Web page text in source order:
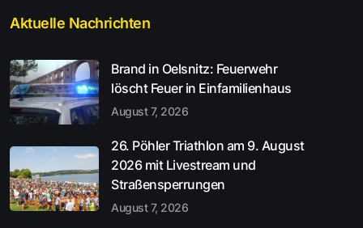
Aktuelle Nachrichten
Brand in Oelsnitz: Feuerwehr
löscht Feuer in Einfamilienhaus
August 7, 2026
26. Pöhler Triathlon am 9. August
2026 mit Livestream und
Straßensperrungen
August 7, 2026